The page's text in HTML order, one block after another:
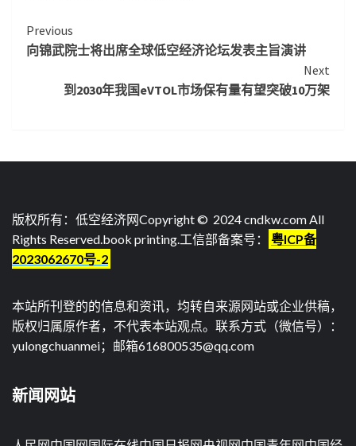
Continue
Reading
Previous
向锦武院士将出席全球低空经济论坛发表主旨演讲
Next
到2030年我国eVTOL市场保有量有望突破10万架
版权所有：低空经济网Copyright © 2024 cndkw.com All
Rights Reserved.book printing.工信部备案号：
粤ICP备
2023062670号-2
本站所刊登的的信息和资讯，均转自来源网站或企业供稿，
版权归属原作者，不代表本站观点。联系方式（微信号）：
yulongchuanmei；邮箱616800535@qq.com
新闻网站